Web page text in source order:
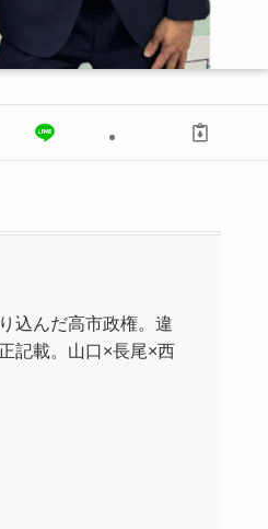
込んだ高市政権。違
記載。山口×長尾×西